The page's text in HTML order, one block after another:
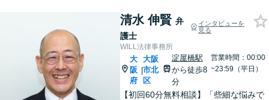
清水 伸賢 弁
護士
インタビューを
見る
WILL法律事務所
大
阪
府
|
大阪
市北
区
淀屋橋駅
から徒歩8
分
営業時間：00:00
~23:59（平日）
【初回60分無料相談】「些細な悩みで